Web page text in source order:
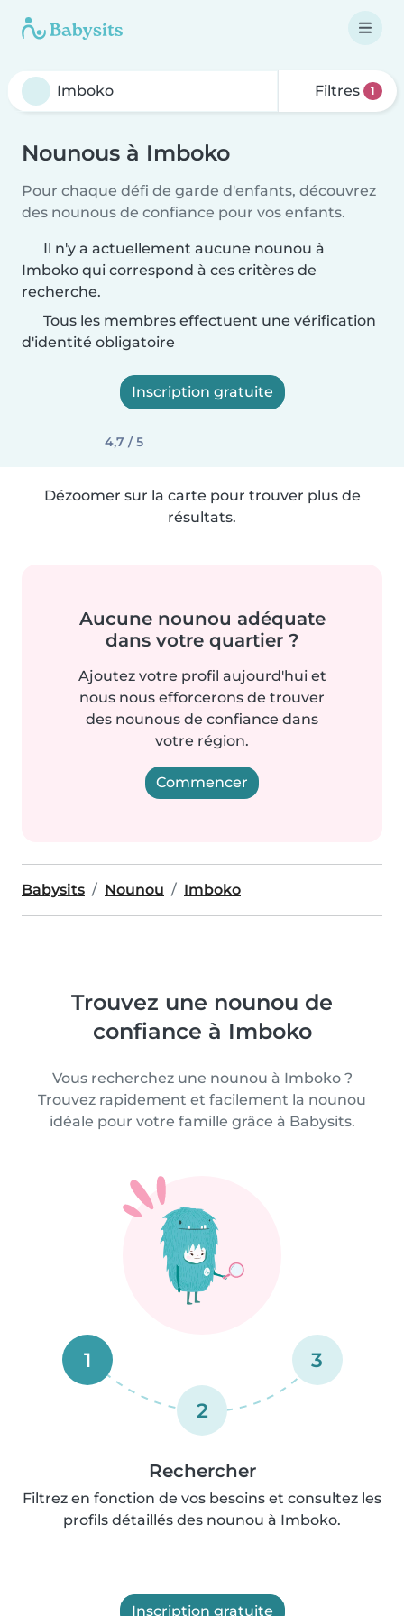
Filtres 1
Nounous à Imboko
Pour chaque défi de garde d'enfants, découvrez
des nounous de confiance pour vos enfants.
Il n'y a actuellement aucune nounou à
Imboko qui correspond à ces critères de
recherche.
Tous les membres effectuent une vérification
d'identité obligatoire
Inscription gratuite
4,7 / 5
Dézoomer sur la carte pour trouver plus de
résultats.
Aucune nounou adéquate
dans votre quartier ?
Ajoutez votre profil aujourd'hui et
nous nous efforcerons de trouver
des nounous de confiance dans
votre région.
Commencer
Babysits Nounou Imboko
Trouvez une nounou de
confiance à Imboko
Vous recherchez une nounou à Imboko ?
Trouvez rapidement et facilement la nounou
idéale pour votre famille grâce à Babysits.
1
2
3
Rechercher
Filtrez en fonction de vos besoins et consultez les
profils détaillés des nounou à Imboko.
Inscription gratuite